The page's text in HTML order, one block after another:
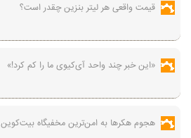
قیمت واقعی هر لیتر بنزین چقدر است؟
«این خبر چند واحد آی‌کیوی ما را کم کرد!»
هجوم هکرها به امن‌ترین مخفیگاه بیت‌کوین